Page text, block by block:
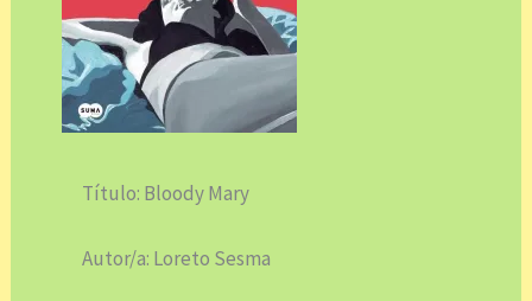
Título: Bloody Mary
Autor/a: Loreto Sesma